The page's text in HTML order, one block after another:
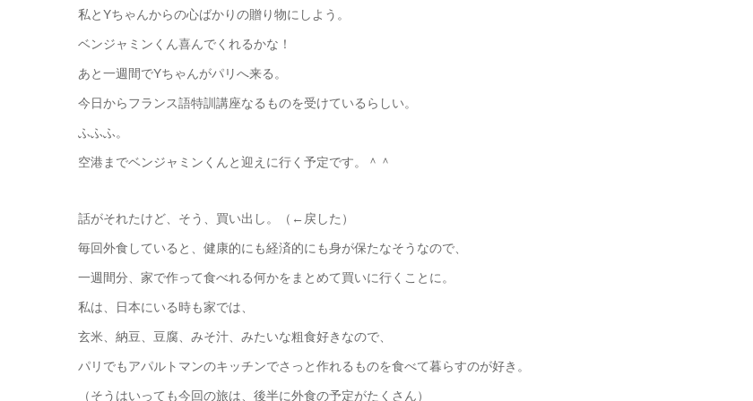
私とYちゃんからの心ばかりの贈り物にしよう。
ベンジャミンくん喜んでくれるかな！
あと一週間でYちゃんがパリへ来る。
今日からフランス語特訓講座なるものを受けているらしい。
ふふふ。
空港までベンジャミンくんと迎えに行く予定です。＾＾
話がそれたけど、そう、買い出し。（←戻した）
毎回外食していると、健康的にも経済的にも身が保たなそうなので、
一週間分、家で作って食べれる何かをまとめて買いに行くことに。
私は、日本にいる時も家では、
玄米、納豆、豆腐、みそ汁、みたいな粗食好きなので、
パリでもアパルトマンのキッチンでさっと作れるものを食べて暮らすのが好き。
（そうはいっても今回の旅は、後半に外食の予定がたくさん）